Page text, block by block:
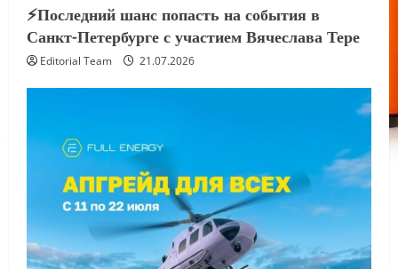
⚡️Последний шанс попасть на события в
Санкт-Петербурге с участием Вячеслава Тере
Editorial Team 21.07.2026